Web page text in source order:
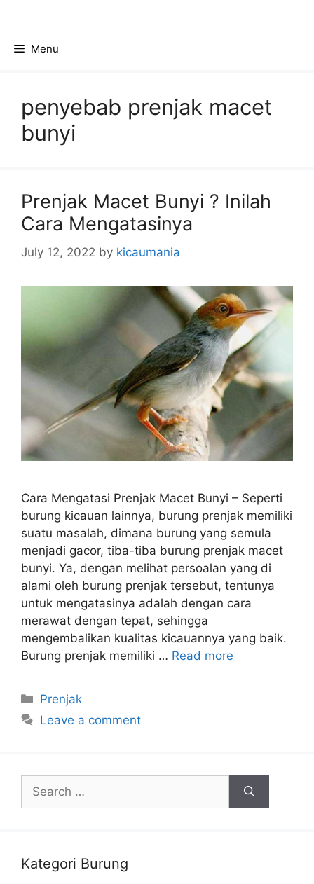
contentMenu
penyebab prenjak macet
bunyi
Prenjak Macet Bunyi ? Inilah
Cara Mengatasinya
July 12, 2022 by kicaumania
Cara Mengatasi Prenjak Macet Bunyi – Seperti
burung kicauan lainnya, burung prenjak memiliki
suatu masalah, dimana burung yang semula
menjadi gacor, tiba-tiba burung prenjak macet
bunyi. Ya, dengan melihat persoalan yang di
alami oleh burung prenjak tersebut, tentunya
untuk mengatasinya adalah dengan cara
merawat dengan tepat, sehingga
mengembalikan kualitas kicauannya yang baik.
Burung prenjak memiliki … Read more
Categories
Prenjak
Leave a comment
for:
Kategori Burung